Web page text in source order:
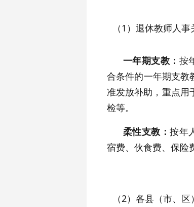
（1）退休教师人事
一年期支教： 按
合条件的一年期支教
准发放补助，重点用
检等。
柔性支教：按年
宿费、伙食费、保险
（2）各县（市、区